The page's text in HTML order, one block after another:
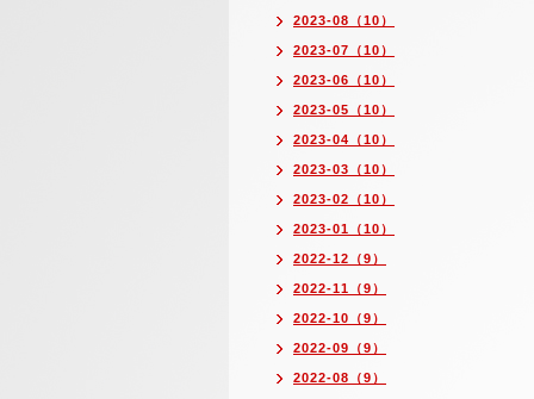
2023-08（10）
2023-07（10）
2023-06（10）
2023-05（10）
2023-04（10）
2023-03（10）
2023-02（10）
2023-01（10）
2022-12（9）
2022-11（9）
2022-10（9）
2022-09（9）
2022-08（9）